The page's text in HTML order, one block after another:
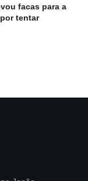
facas para a
tentar